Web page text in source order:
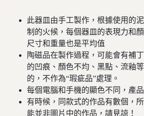
此器皿由手工製作，根據使用的
制的火候，每個器皿的表現力和
尺寸和重量也是平均值
陶磁品在製作過程，可能會有補
的凹痕、顏色不均、黑點、流釉
的，不作為“瑕疵品”處理。
每個電腦和手機的顯色不同，產
有時候，同款式的作品有數個，
能並非圖片中的作品，請見諒！